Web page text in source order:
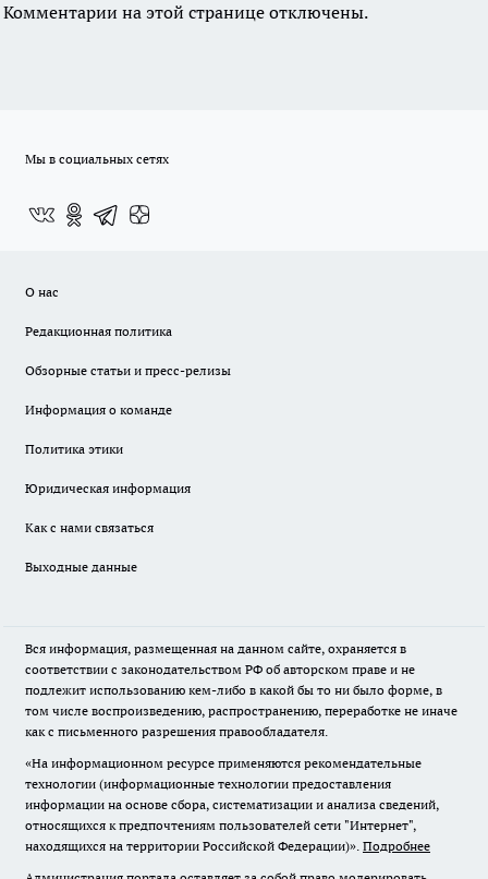
Комментарии на этой странице отключены.
Мы в социальных сетях
О нас
Редакционная политика
Обзорные статьи и пресс-релизы
Информация о команде
Политика этики
Юридическая информация
Как с нами связаться
Выходные данные
Вся информация, размещенная на данном сайте, охраняется в
соответствии с законодательством РФ об авторском праве и не
подлежит использованию кем-либо в какой бы то ни было форме, в
том числе воспроизведению, распространению, переработке не иначе
как с письменного разрешения правообладателя.
«На информационном ресурсе применяются рекомендательные
технологии (информационные технологии предоставления
информации на основе сбора, систематизации и анализа сведений,
относящихся к предпочтениям пользователей сети "Интернет",
находящихся на территории Российской Федерации)». Подробнее